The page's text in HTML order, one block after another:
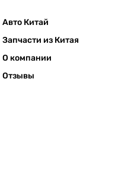
Авто Китай
Запчасти из Китая
О компании
Отзывы